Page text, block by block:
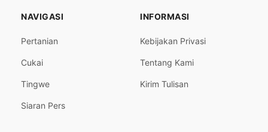
NAVIGASI
Pertanian
Cukai
Tingwe
Siaran Pers
INFORMASI
Kebijakan Privasi
Tentang Kami
Kirim Tulisan